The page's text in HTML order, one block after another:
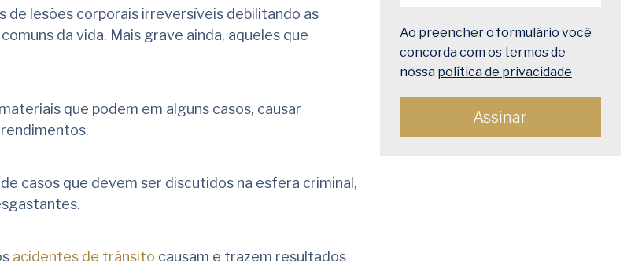
de lesões corporais irreversíveis debilitando as
da vida. Mais grave ainda, aqueles que
que podem em alguns casos, causar
casos que devem ser discutidos na esfera criminal,
acidentes de trânsito causam e trazem resultados
Ao preencher o formulário você
concorda com os termos de
nossa política de privacidade